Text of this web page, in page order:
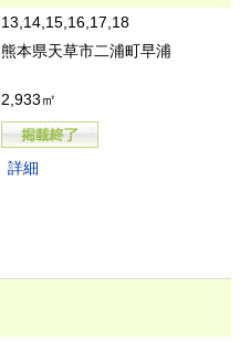
13,14,15,16,17,18
熊本県天草市二浦町早浦
2,933㎡
詳細